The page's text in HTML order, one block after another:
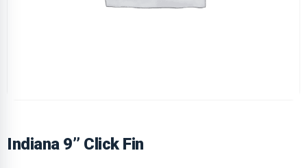
Indiana 9’’ Click Fin